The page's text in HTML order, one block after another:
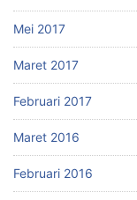
Mei 2017
Maret 2017
Februari 2017
Maret 2016
Februari 2016